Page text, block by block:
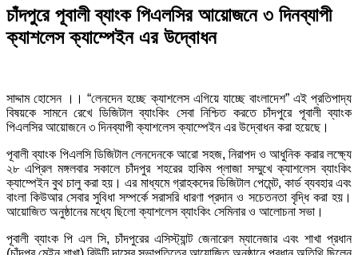
চাঁদপুরে পূবালী ব্যাংক পিএলসির আয়োজনে ৩ দিনব্যাপী
ক্যাশলেস ক্যাম্পেইন এর উদ্বোধন
সাদ্দাম হোসেন ।। “লেনদেন হচ্ছে ক্যাশলেস এগিয়ে যাচ্ছে বাংলাদেশ” এই প্রতিপাদ্য
বিষয়কে সামনে রেখে ডিজিটাল ব্যাংকিং সেবা নিশ্চিত করতে চাঁদপুরে পূবালী ব্যাংক
পিএলসির আয়োজনে ৩ দিনব্যাপী ক্যাশলেস ক্যাম্পেইন এর উদ্বোধন করা হয়েছে।
পূবালী ব্যাংক পিএলসি ডিজিটাল লেনদেনকে আরো সহজ, নিরাপদ ও আধুনিক করার লক্ষ্যে
২৮ এপ্রিল মঙ্গলবার সকালে চাঁদপুর শহরের হাকিম প্লাজা সম্মুখে ক্যাশলেস ব্যাংকিং
ক্যাম্পেইন বুথ চালু করা হয়। এর মাধ্যমে গ্রাহকদের ডিজিটাল পেমেন্ট, কার্ড ব্যবহার এবং
বাংলা কিউআর সেবার সুবিধা সম্পর্কে সরাসরি ধারণা প্রদান ও সচেতনতা বৃদ্ধি করা হয়।
আয়োজিত অনুষ্ঠানের মধ্যে ছিলো ক্যাশলেস ব্যাংকিং সেমিনার ও আলোচনা সভা।
পূবালী ব্যাংক পি এল সি, চাঁদপুরের এসিস্ট্যান্ট জেনারেল ম্যানেজার এবং শাখা প্রধান